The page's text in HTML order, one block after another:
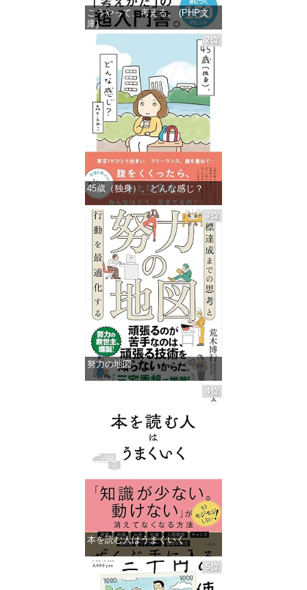
こうやって、考える。 (PHP文
庫)
価格：¥649
2位
45歳（独身）、どんな感じ？
価格：¥715
3位
努力の地図
価格：¥1,485
4位
本を読む人はうまくいく
価格：¥1,485
5位